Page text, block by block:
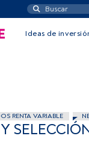
Ideas de
RENTA VARIABLE